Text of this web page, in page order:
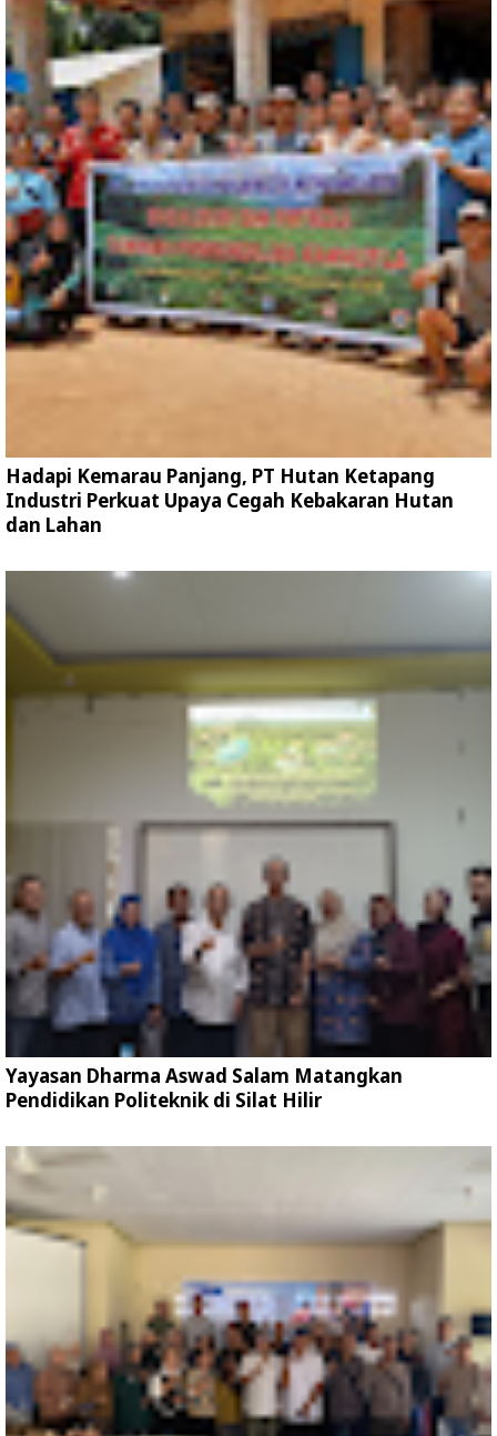
Hadapi Kemarau Panjang, PT Hutan Ketapang
Industri Perkuat Upaya Cegah Kebakaran Hutan
dan Lahan
Yayasan Dharma Aswad Salam Matangkan
Pendidikan Politeknik di Silat Hilir